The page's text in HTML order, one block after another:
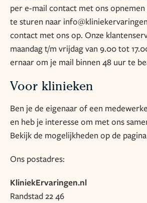
per e-mail contact met ons
te sturen naar
contact met ons op. Onze
maandag t/m vrijdag van 9.00 tot
ernaar om je mail binnen 48 uur te
Voor klinieken
Ben je de eigenaar of een
en heb je interesse om met ons
Bekijk de mogelijkheden op de pagina
Ons postadres:
KliniekErvaringen.nl
Randstad 22 46